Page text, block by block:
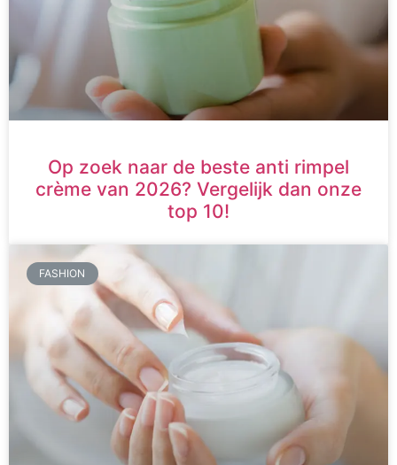
Op zoek naar de beste anti rimpel
crème van 2026? Vergelijk dan onze
top 10!
FASHION